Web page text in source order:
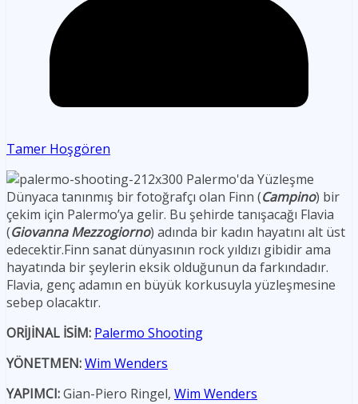
Tamer Hoşgören
Dünyaca tanınmış bir fotoğrafçı olan Finn (Campino) bir
çekim için Palermo’ya gelir. Bu şehirde tanışacağı Flavia
(Giovanna Mezzogiorno) adında bir kadın hayatını alt üst
edecektir.Finn sanat dünyasının rock yıldızı gibidir ama
hayatında bir şeylerin eksik olduğunun da farkındadır.
Flavia, genç adamın en büyük korkusuyla yüzleşmesine
sebep olacaktır.
ORİJİNAL İSİM: Palermo Shooting
YÖNETMEN:Wim Wenders
YAPIMCI:Gian-Piero Ringel, Wim Wenders